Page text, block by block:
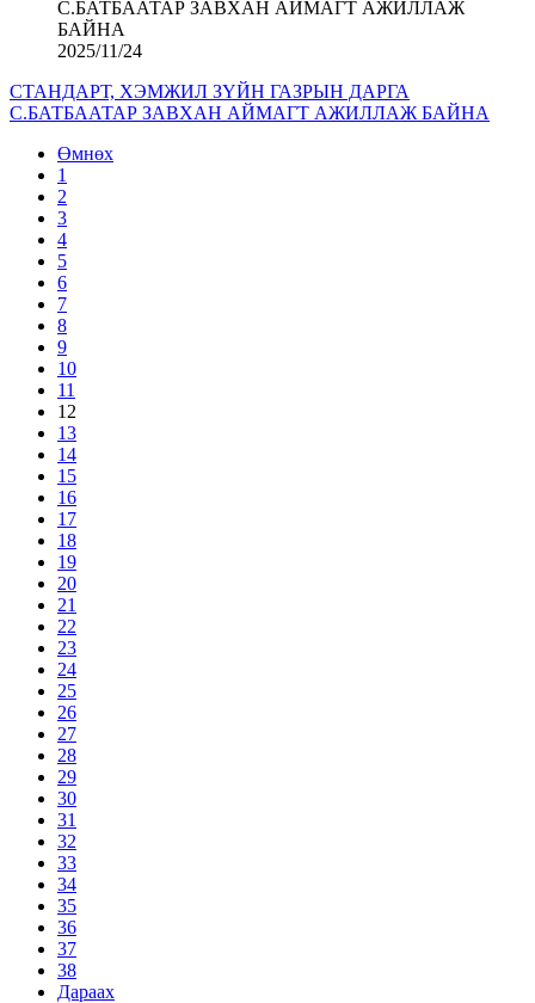
2025/11/24
СТАНДАРТ, ХЭМЖИЛ ЗҮЙН ГАЗРЫН ДАРГА
С.БАТБААТАР ЗАВХАН АЙМАГТ АЖИЛЛАЖ БАЙНА
Өмнөх
1
2
3
4
5
6
7
8
9
10
11
12
13
14
15
16
17
18
19
20
21
22
23
24
25
26
27
28
29
30
31
32
33
34
35
36
37
38
Дараах